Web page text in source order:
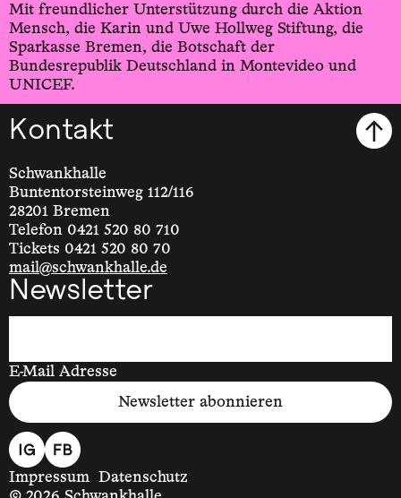
Mit freundlicher Unterstützung durch die Aktion
Mensch, die Karin und Uwe Hollweg Stiftung, die
Sparkasse Bremen, die Botschaft der
Bundesrepublik Deutschland in Montevideo und
UNICEF.
Kontakt
Schwankhalle
Buntentorsteinweg 112/116
28201 Bremen
Telefon 0421 520 80 710
Tickets 0421 520 80 70
mail@schwankhalle.de
Newsletter
E-Mail Adresse
Newsletter abonnieren
Impressum Datenschutz